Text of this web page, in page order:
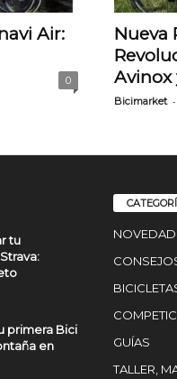
Air:
0
Nueva
Avinox
Bicimarket -
tu
primera Bici
en
GUÍAS
TALLER,